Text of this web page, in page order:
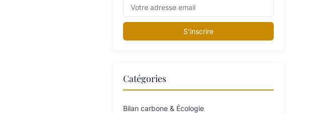
S'inscrire
Catégories
Bilan carbone & Écologie